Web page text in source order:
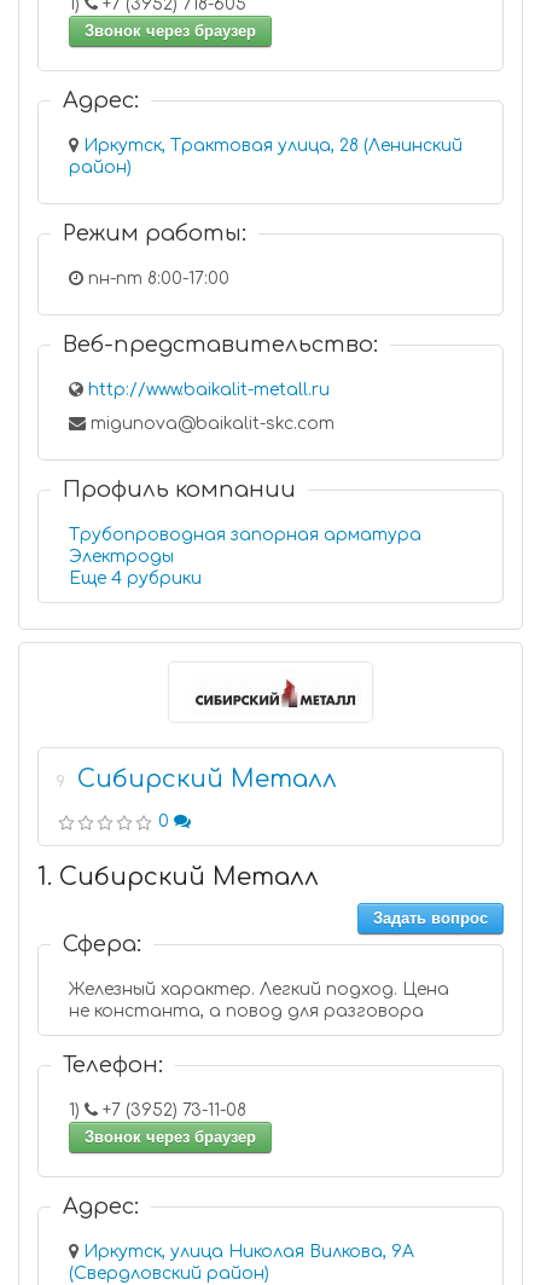
1)
+7 (3952) 718-605
Звонок через браузер
Адрес:
Иркутск, Трактовая улица, 28 (Ленинский
район)
Режим работы:
пн-пт 8:00-17:00
Веб-представительство:
http://www.baikalit-metall.ru
migunova@baikalit-skc.com
Профиль компании
Трубопроводная запорная арматура
Электроды
Еще 4 рубрики
9 Сибирский Металл
0
1. Сибирский Металл
Задать вопрос
Сфера:
Железный характер. Легкий подход. Цена
не константа, а повод для разговора
Телефон:
1)
+7 (3952) 73-11-08
Звонок через браузер
Адрес:
Иркутск, улица Николая Вилкова, 9А
(Свердловский район)